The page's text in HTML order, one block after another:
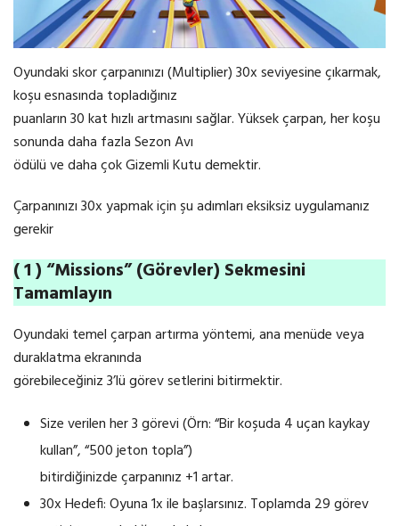
Oyundaki skor çarpanınızı (Multiplier) 30x seviyesine çıkarmak,
koşu esnasında topladığınız
puanların 30 kat hızlı artmasını sağlar. Yüksek çarpan, her koşu
sonunda daha fazla Sezon Avı
ödülü ve daha çok Gizemli Kutu demektir.
Çarpanınızı 30x yapmak için şu adımları eksiksiz uygulamanız
gerekir
( 1 ) “Missions” (Görevler) Sekmesini
Tamamlayın
Oyundaki temel çarpan artırma yöntemi, ana menüde veya
duraklatma ekranında
görebileceğiniz 3’lü görev setlerini bitirmektir.
Size verilen her 3 görevi (Örn: “Bir koşuda 4 uçan kaykay
kullan”, “500 jeton topla”)
bitirdiğinizde çarpanınız +1 artar.
30x Hedefi: Oyuna 1x ile başlarsınız. Toplamda 29 görev